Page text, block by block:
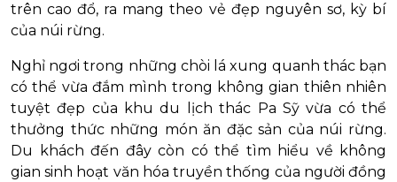
trên cao đổ, ra mang theo vẻ đẹp nguyên sơ, kỳ bí
của núi rừng.
Nghỉ ngơi trong những chòi lá xung quanh thác bạn
có thể vừa đắm mình trong không gian thiên nhiên
tuyệt đẹp của khu du lịch thác Pa Sỹ vừa có thể
thưởng thức những món ăn đặc sản của núi rừng.
Du khách đến đây còn có thể tìm hiểu về không
gian sinh hoạt văn hóa truyền thống của người đồng